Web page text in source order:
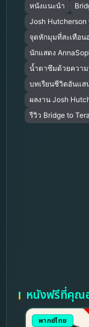
หนังแนะนำ
Josh
จุดหักมุมที่สะเทือน
นักแสดง
น้ำตาซึมด้วยความ
บทเรียนชีวิตอันแส
ผลงาน Josh
รีวิว Bridge to
หนังฟรีที่คุณ
พากย์ไทย